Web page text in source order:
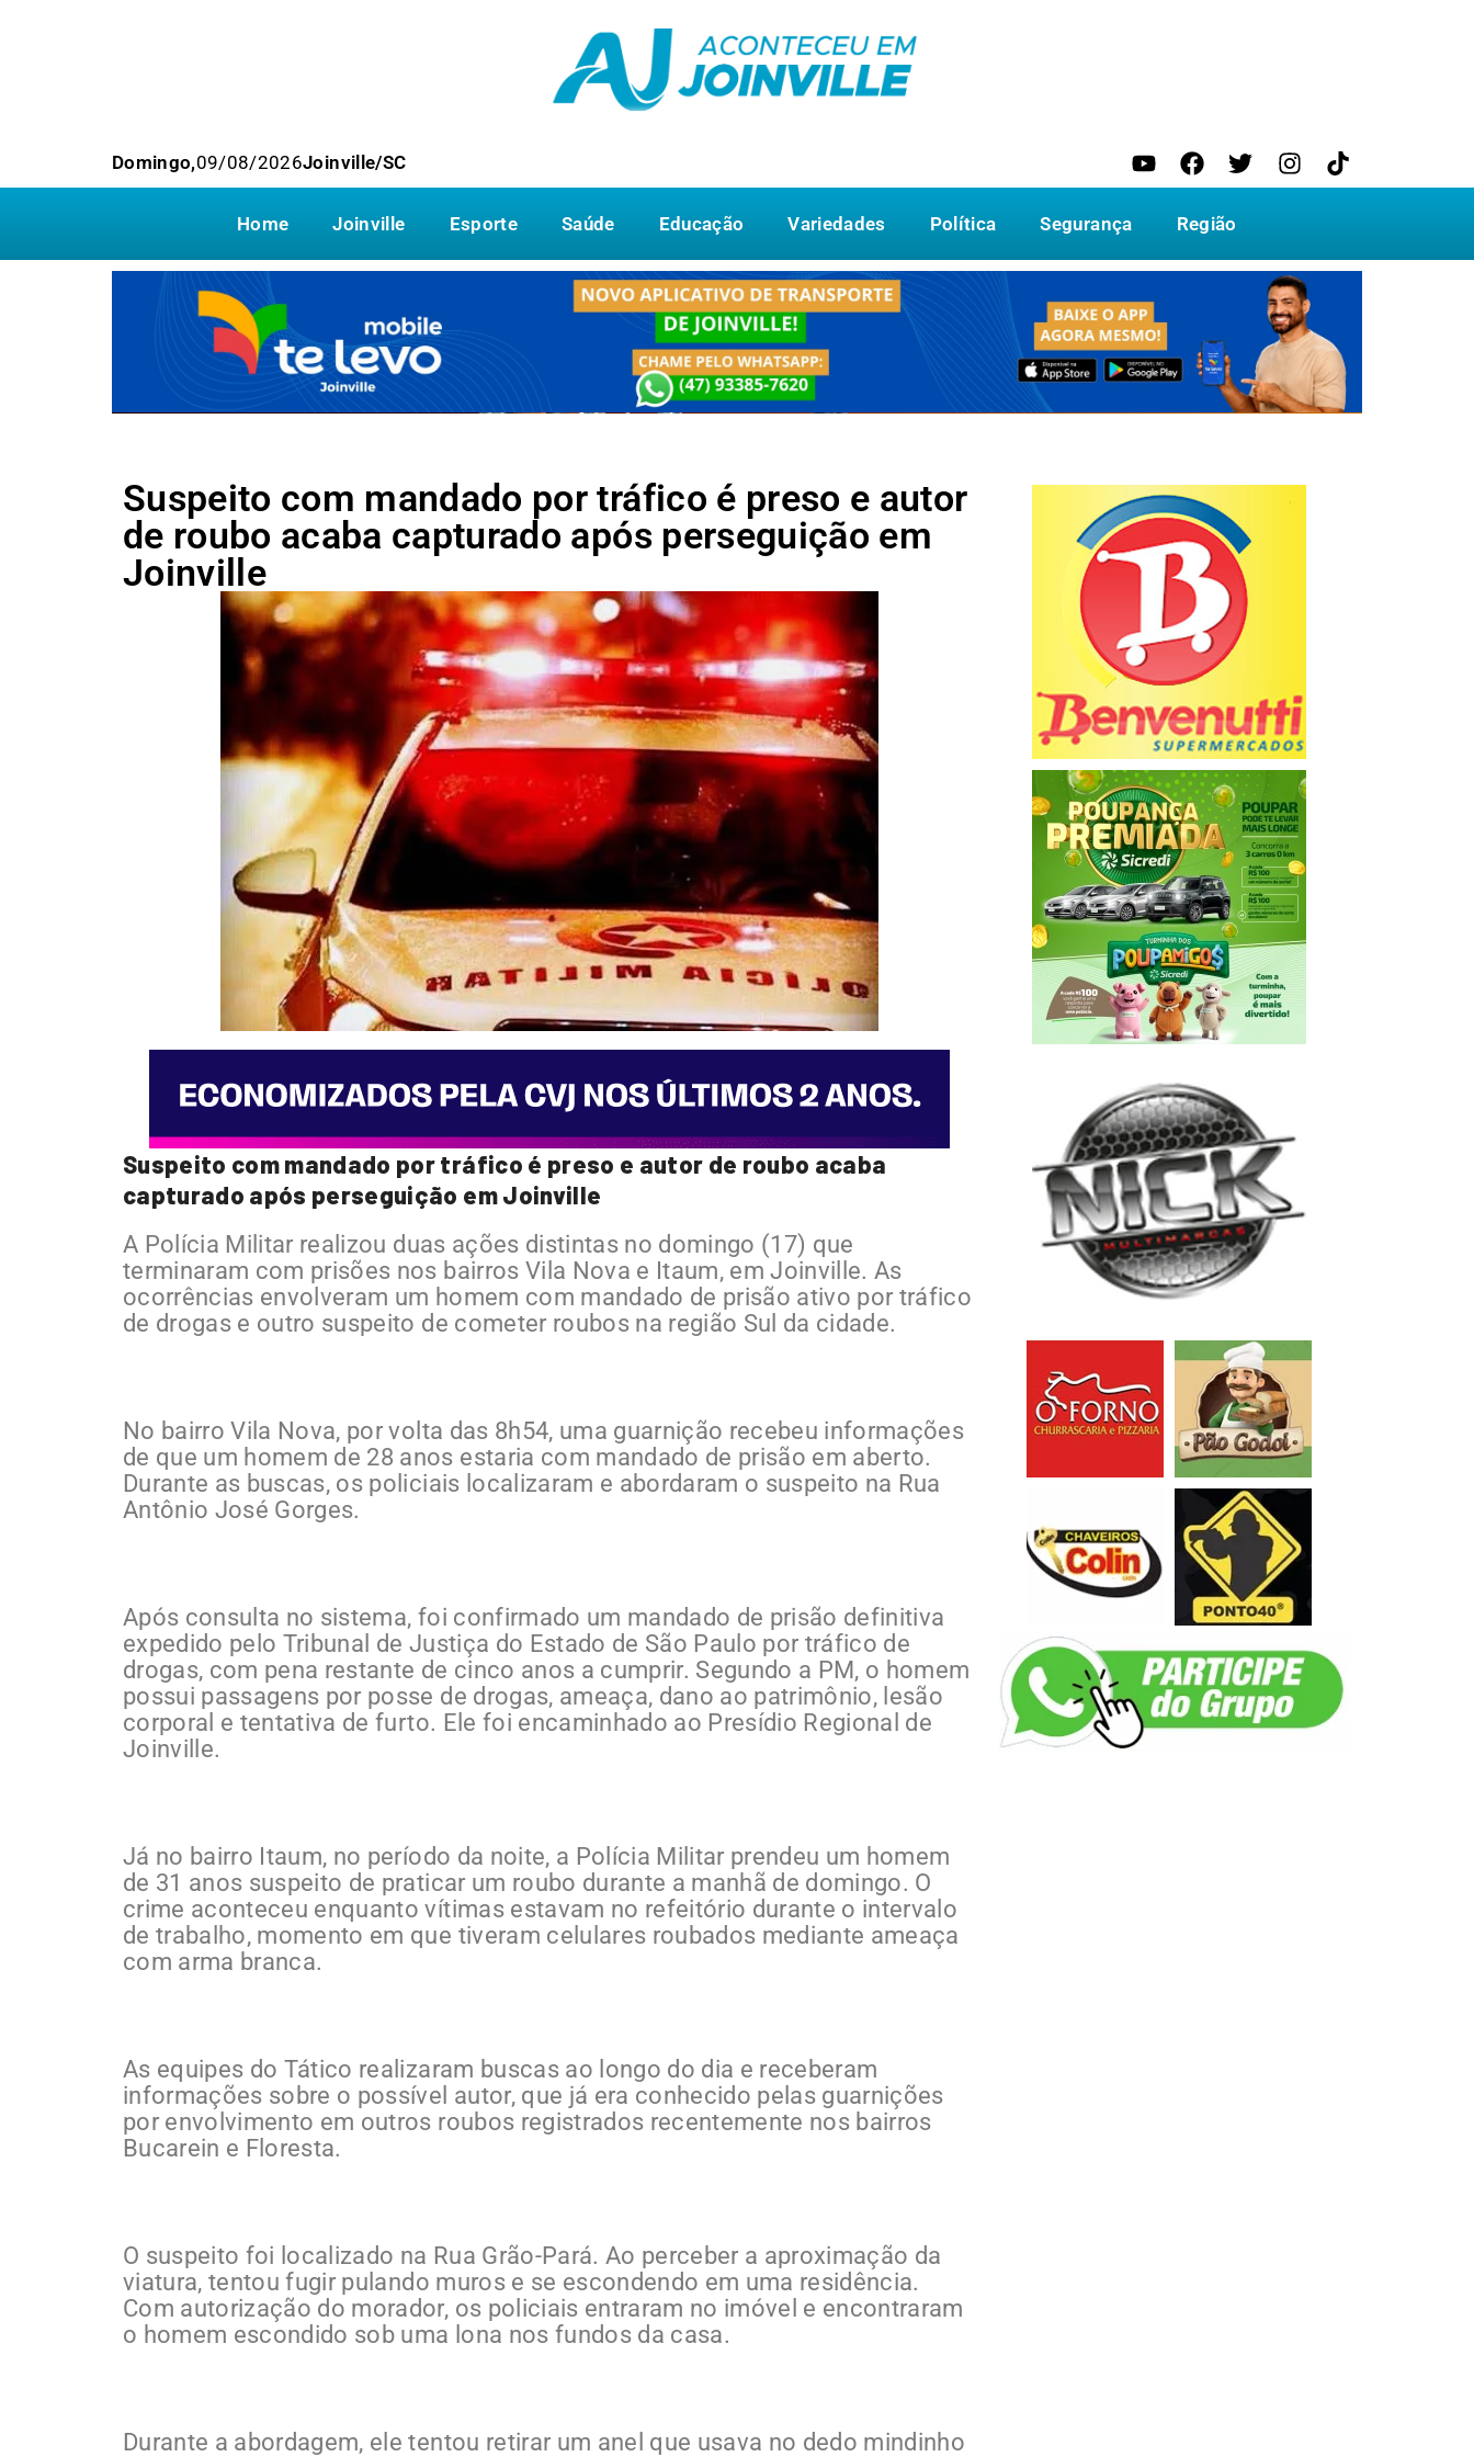
Domingo,09/08/2026Joinville/SC
Home Joinville Esporte Saúde Educação Variedades Política Segurança Região
Suspeito com mandado por tráfico é preso e autor
de roubo acaba capturado após perseguição em
Joinville
Suspeito com mandado por tráfico é preso e autor de roubo acaba
capturado após perseguição em Joinville
A Polícia Militar realizou duas ações distintas no domingo (17) que
terminaram com prisões nos bairros Vila Nova e Itaum, em Joinville. As
ocorrências envolveram um homem com mandado de prisão ativo por tráfico
de drogas e outro suspeito de cometer roubos na região Sul da cidade.
No bairro Vila Nova, por volta das 8h54, uma guarnição recebeu informações
de que um homem de 28 anos estaria com mandado de prisão em aberto.
Durante as buscas, os policiais localizaram e abordaram o suspeito na Rua
Antônio José Gorges.
Após consulta no sistema, foi confirmado um mandado de prisão definitiva
expedido pelo Tribunal de Justiça do Estado de São Paulo por tráfico de
drogas, com pena restante de cinco anos a cumprir. Segundo a PM, o homem
possui passagens por posse de drogas, ameaça, dano ao patrimônio, lesão
corporal e tentativa de furto. Ele foi encaminhado ao Presídio Regional de
Joinville.
Já no bairro Itaum, no período da noite, a Polícia Militar prendeu um homem
de 31 anos suspeito de praticar um roubo durante a manhã de domingo. O
crime aconteceu enquanto vítimas estavam no refeitório durante o intervalo
de trabalho, momento em que tiveram celulares roubados mediante ameaça
com arma branca.
As equipes do Tático realizaram buscas ao longo do dia e receberam
informações sobre o possível autor, que já era conhecido pelas guarnições
por envolvimento em outros roubos registrados recentemente nos bairros
Bucarein e Floresta.
O suspeito foi localizado na Rua Grão-Pará. Ao perceber a aproximação da
viatura, tentou fugir pulando muros e se escondendo em uma residência.
Com autorização do morador, os policiais entraram no imóvel e encontraram
o homem escondido sob uma lona nos fundos da casa.
Durante a abordagem, ele tentou retirar um anel que usava no dedo mindinho